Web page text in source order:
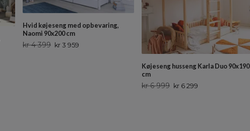
Hvid køjeseng med opbevaring,
Naomi 90x200 cm
kr 4 399 kr 3 959
Køjeseng husseng Karla Duo 90x190
cm
kr 6 999 kr 6 299